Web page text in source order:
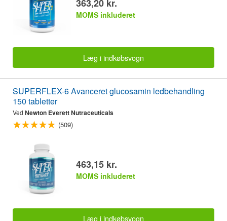
363,20 kr.
MOMS inkluderet
Læg i indkøbsvogn
SUPERFLEX-6 Avanceret glucosamin ledbehandling
150 tabletter
Ved Newton Everett Nutraceuticals
(509)
463,15 kr.
MOMS inkluderet
Læg i indkøbsvogn